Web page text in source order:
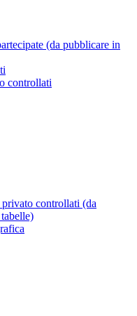
(da pubblicare in
controllati
controllati (da